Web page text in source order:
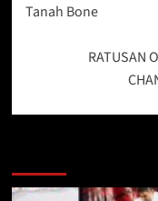
Tanah Bone
RATUSAN